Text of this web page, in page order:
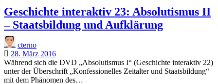
Geschichte interaktiv 23: Absolutismus II
– Staatsbildung und Aufklärung
cterno
28. März 2016
Während sich die DVD „Absolutismus I“ (Geschichte interaktiv 22)
unter der Überschrift „Konfessionelles Zeitalter und Staatsbildung“
mit dem Phänomen des…